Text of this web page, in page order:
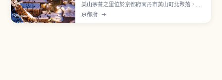
美山茅葺之里位於京都府南丹市美山町北聚落，約
有50戶其中39棟為茅葺屋頂民宅。現存最古老的建
物相傳建於江戶時代中期，屬「北山型民家」入母
京都府 →